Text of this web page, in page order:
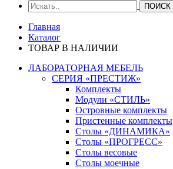
Главная
Каталог
ТОВАР В НАЛИЧИИ
ЛАБОРАТОРНАЯ МЕБЕЛЬ
СЕРИЯ «ПРЕСТИЖ»
Комплекты
Модули «СТИЛЬ»
Островные комплекты
Пристенные комплекты
Столы «ДИНАМИКА»
Столы «ПРОГРЕСС»
Столы весовые
Столы моечные